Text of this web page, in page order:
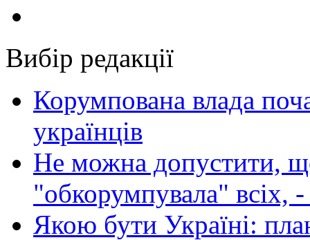
Вибір редакції
Корумпована влада
українців
Не можна допустити,
"обкорумпувала" всіх,
Якою бути Україні: